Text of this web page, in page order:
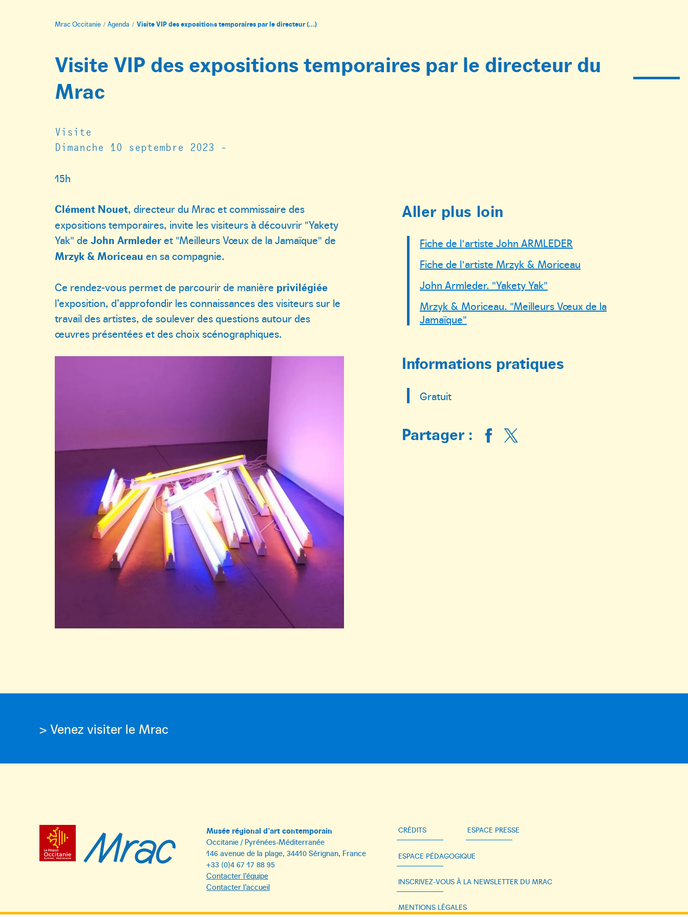
Mrac Occitanie Agenda Visite VIP des expositions temporaires par le directeur (…)
Visite VIP des expositions temporaires par le directeur du
Mrac
Visite
Dimanche 10 septembre 2023 -
15h
Clément Nouet, directeur du Mrac et commissaire des
expositions temporaires, invite les visiteurs à découvrir "Yakety
Yak" de John Armlederet "Meilleurs Vœux de la Jamaïque" de
Mrzyk & Moriceau en sa compagnie.
Ce rendez-vous permet de parcourir de manière privilégiée
l’exposition, d’approfondir les connaissances des visiteurs sur le
travail des artistes, de soulever des questions autour des
œuvres présentées et des choix scénographiques.
Aller plus loin
Fiche de l'artiste John ARMLEDER
Fiche de l'artiste Mrzyk & Moriceau
John Armleder. "Yakety Yak"
Mrzyk & Moriceau. "Meilleurs Vœux de la
Jamaïque"
Informations pratiques
Gratuit
Partager :
> Venez visiter le Mrac
Musée régional d’art contemporain
Occitanie / Pyrénées-Méditerranée
146 avenue de la plage, 34410 Sérignan, France
+33 (0)4 67 17 88 95
Contacter l’équipe
Contacter l’accueil
CRÉDITS ESPACE PRESSE
ESPACE PÉDAGOGIQUE
INSCRIVEZ-VOUS À LA NEWSLETTER DU MRAC
MENTIONS LÉGALES